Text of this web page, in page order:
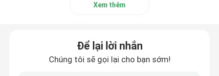
Xem thêm
Để lại lời nhắn
Chúng tôi sẽ gọi lại cho bạn sớm!